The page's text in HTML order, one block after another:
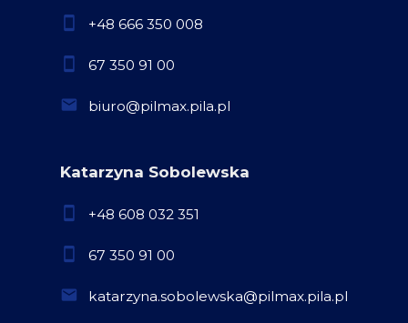
+48 666 350 008
67 350 91 00
biuro@pilmax.pila.pl
Katarzyna Sobolewska
+48 608 032 351
67 350 91 00
katarzyna.sobolewska@pilmax.pila.pl